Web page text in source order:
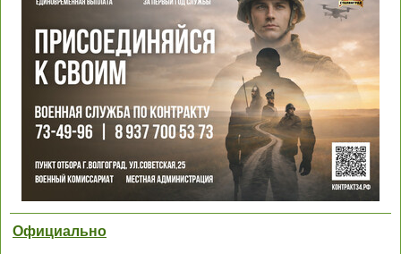
Официально